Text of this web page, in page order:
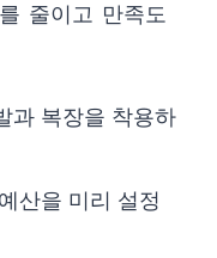
줄이고 만족도
과 복장을 착용하
산을 미리 설정